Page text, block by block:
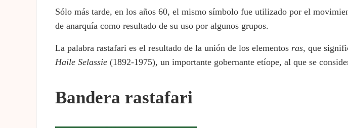
Sólo más tarde, en los años 60, el mismo símbolo fue utilizado por el
de anarquía como resultado de su uso por algunos grupos.
La palabra rastafari es el resultado de la unión de los elementos ras, que
Haile Selassie (1892-1975), un importante gobernante etíope, al que se
Bandera rastafari